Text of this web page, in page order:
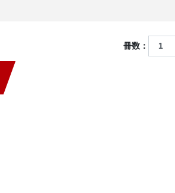
冊数：